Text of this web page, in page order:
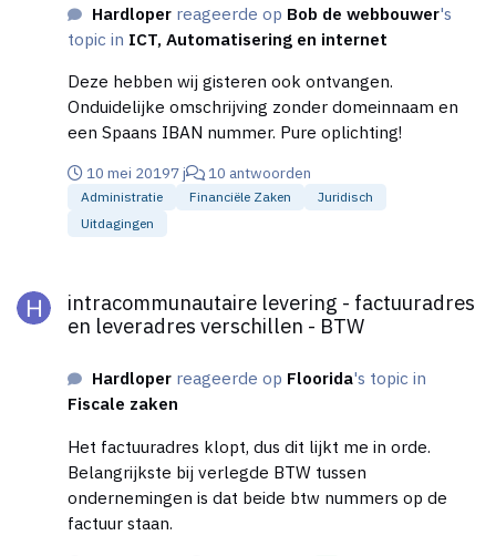
Hardloper reageerde op Bob de webbouwer's
topic in ICT, Automatisering en internet
Deze hebben wij gisteren ook ontvangen.
Onduidelijke omschrijving zonder domeinnaam en
een Spaans IBAN nummer. Pure oplichting!
10 mei 20197 j 10 antwoorden
Administratie Financiële Zaken
Juridisch
Uitdagingen
intracommunautaire levering - factuuradres
en leveradres verschillen - BTW
Hardloper reageerde op Floorida's topic in
Fiscale zaken
Het factuuradres klopt, dus dit lijkt me in orde.
Belangrijkste bij verlegde BTW tussen
ondernemingen is dat beide btw nummers op de
factuur staan.